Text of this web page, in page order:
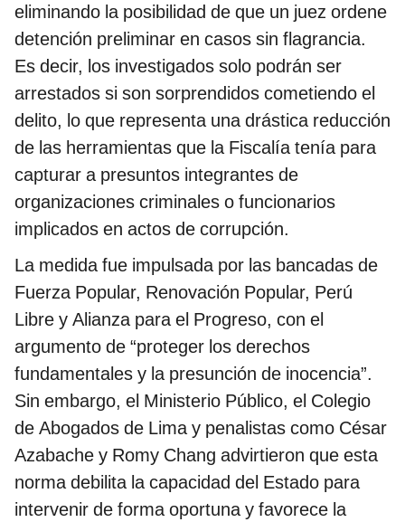
eliminando la posibilidad de que un juez ordene
detención preliminar en casos sin flagrancia.
Es decir, los investigados solo podrán ser
arrestados si son sorprendidos cometiendo el
delito, lo que representa una drástica reducción
de las herramientas que la Fiscalía tenía para
capturar a presuntos integrantes de
organizaciones criminales o funcionarios
implicados en actos de corrupción.
La medida fue impulsada por las bancadas de
Fuerza Popular, Renovación Popular, Perú
Libre y Alianza para el Progreso, con el
argumento de “proteger los derechos
fundamentales y la presunción de inocencia”.
Sin embargo, el Ministerio Público, el Colegio
de Abogados de Lima y penalistas como César
Azabache y Romy Chang advirtieron que esta
norma debilita la capacidad del Estado para
intervenir de forma oportuna y favorece la